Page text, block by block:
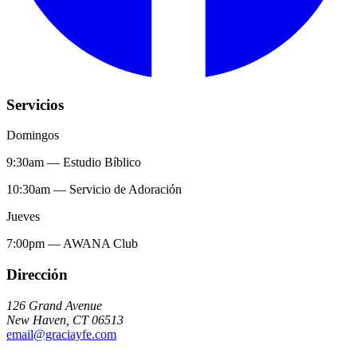
Servicios
Domingos
9:30am — Estudio Bíblico
10:30am — Servicio de Adoración
Jueves
7:00pm — AWANA Club
Dirección
126 Grand Avenue
New Haven CT 06513
email@graciayfe.com